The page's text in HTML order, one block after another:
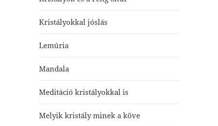
Kristályokkal jóslás
Lemúria
Mandala
Meditáció kristályokkal is
Melyik kristály minek a köve